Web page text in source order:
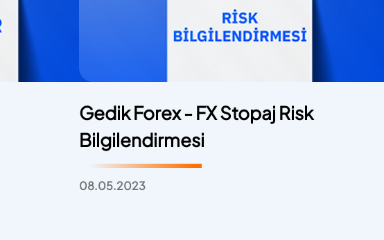
Gedik Forex - FX Stopaj Risk
Bilgilendirmesi
08.05.2023